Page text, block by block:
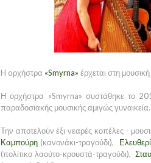
H oρχήστρα «Smyrna» έρχεται στη
Η ορχήστρα «Smyrna» συστάθηκε το
παραδοσιακής μουσικής αμιγώς γυναικεία.
Την αποτελούν έξι νεαρές κοπέλες -
Καμπούρη (κανονάκι-τραγούδι),
(πολίτικο λαούτο-κρουστά-τραγούδι),